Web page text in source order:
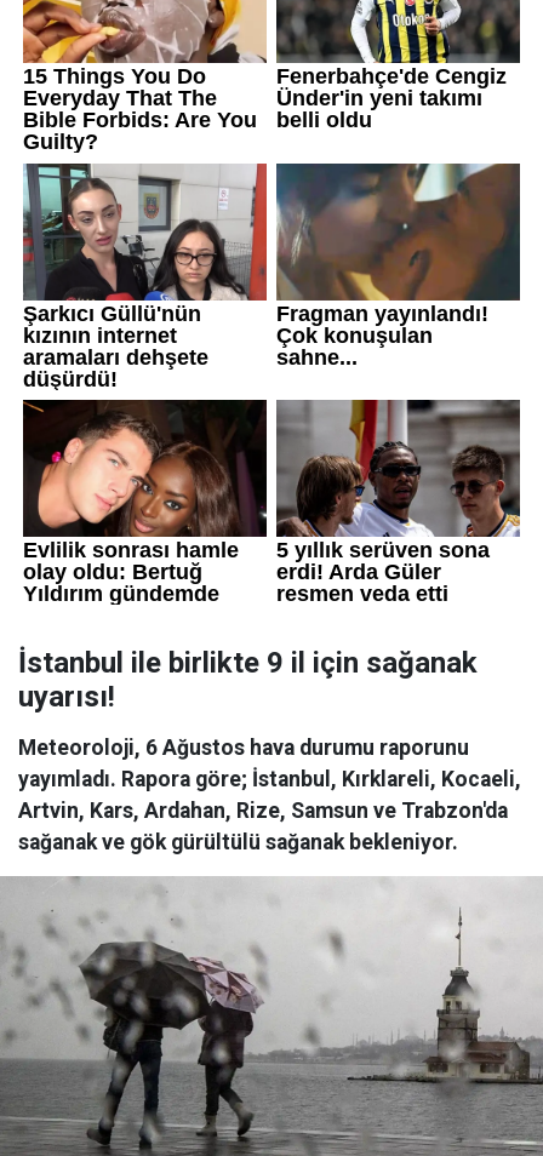
İstanbul ile birlikte 9 il için sağanak
uyarısı!
Meteoroloji, 6 Ağustos hava durumu raporunu
yayımladı. Rapora göre; İstanbul, Kırklareli, Kocaeli,
Artvin, Kars, Ardahan, Rize, Samsun ve Trabzon'da
sağanak ve gök gürültülü sağanak bekleniyor.